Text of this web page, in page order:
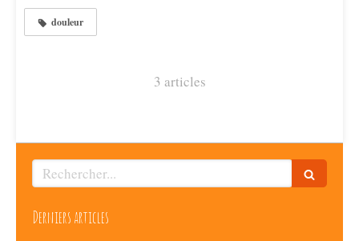
douleur
3 articles
Rechercher
Derniers articles